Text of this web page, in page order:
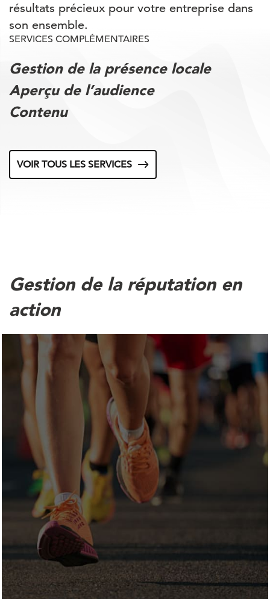
résultats précieux pour votre entreprise dans
son ensemble.
SERVICES COMPLÉMENTAIRES
Gestion de la présence locale
Aperçu de l’audience
Contenu
VOIR TOUS LES SERVICES
Gestion de la réputation en
action